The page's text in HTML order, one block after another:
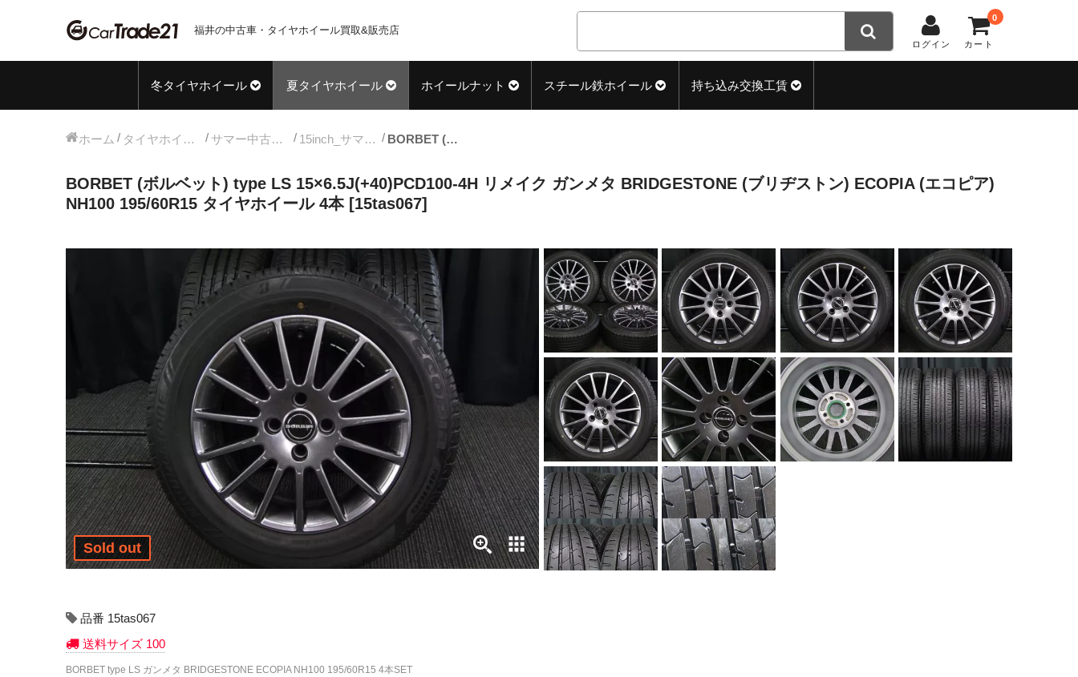
福井の中古車・タイヤホイール買取&販売店
ログイン カート
0
冬タイヤホイール 夏タイヤホイール ホイールナット スチール鉄ホイール 持ち込み交換工賃
ホーム タイヤホイールセット サマー中古タイヤホイール 15inch_サマー中古タイヤホイール BORBET (ボルベット) type LS 15×6.5J(+40)PCD100-4H リメイク ガンメタ BRIDGESTONE (ブリヂストン) ECOPIA (エコピア) NH100 195/60R15 タイヤホイール 4本 [15tas067]
BORBET (ボルベット) type LS 15×6.5J(+40)PCD100-4H リメイク ガンメタ BRIDGESTONE (ブリヂストン) ECOPIA (エコピア)
NH100 195/60R15 タイヤホイール 4本 [15tas067]
Sold out
品番 15tas067
送料サイズ 100
BORBET type LS ガンメタ BRIDGESTONE ECOPIA NH100 195/60R15 4本SET